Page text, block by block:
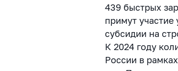
439 быстрых
примут участие
субсидии на
К 2024 году
России в